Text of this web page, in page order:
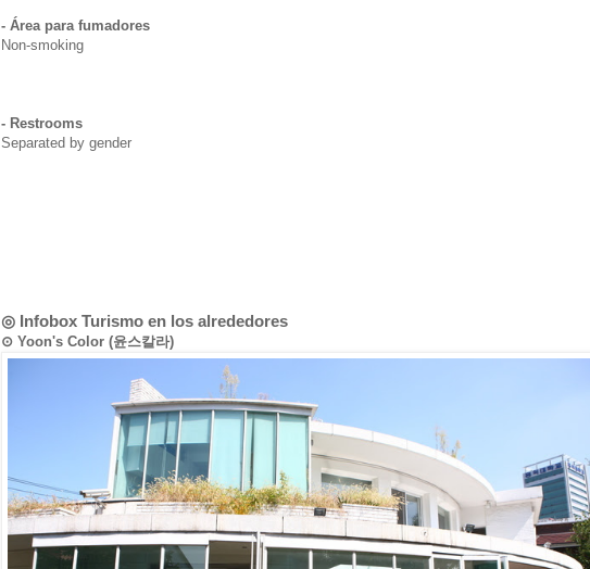
- Área para fumadores
Non-smoking
- Restrooms
Separated by gender
◎ Infobox Turismo en los alrededores
⊙ Yoon's Color (윤스칼라)